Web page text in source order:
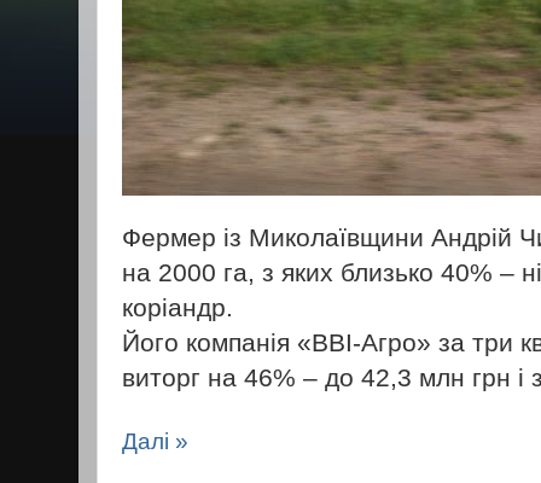
Фермер із Миколаївщини Андрій
на 2000 га, з яких близько 40% –
коріандр.
Його компанія «ВВІ-Агро» за три
виторг на 46% – до 42,3 млн грн
Далі »